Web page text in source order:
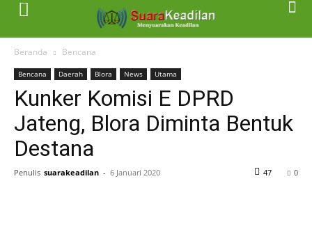
Beranda Bencana
Bencana Daerah Blora News Utama
Kunker Komisi E DPRD
Jateng, Blora Diminta Bentuk
Destana
Penulis suarakeadilan - 6 Januari 2020 0
47